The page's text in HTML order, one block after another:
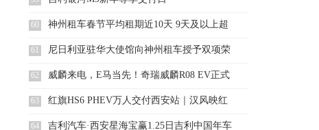
60
神州租车春节平均租期近10天 9天及以上超
61
尼日利亚驻华大使馆向神州租车授予双项荣
誉 中尼
62
威麟来电，E马当先！奇瑞威麟R08 EV正式
63
红旗HS6 PHEV万人交付西安站｜汉风映红
旗
64
吉利汽车·西安星海宝赢1.25日吉利中国年车